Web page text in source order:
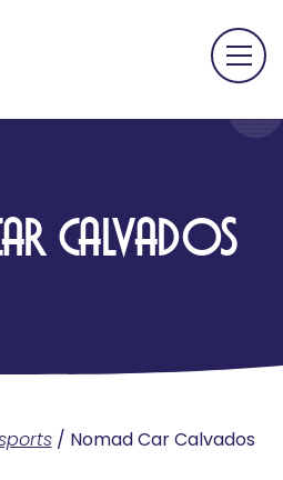
CALVADOS
/ Nomad Car Calvados